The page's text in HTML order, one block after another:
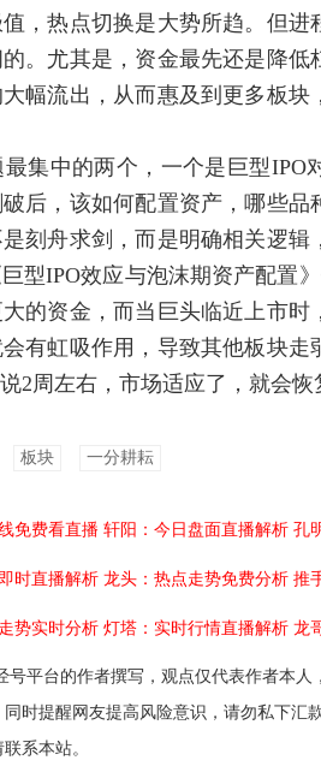
，热点切换是大势所趋。但
。尤其是，资金最先还是降
幅流出，从而惠及到更多板
的两个，一个是巨型IPO对
后，该如何配置资产，哪些
刻舟求剑，而是明确相关逻
型IPO效应与泡沫期资产配置
的资金，而当巨头临近上市时
有虹吸作用，导致其他板块
2周左右，市场适应了，就会恢
板块 一分耕耘
免费看直播 轩阳：今日盘面直播解析 孔
时直播解析 龙头：热点走势免费分析 推
势实时分析 灯塔：实时行情直播解析 龙
号平台的作者撰写，观点仅代表作者本
时提醒网友提高风险意识，请勿私下汇
系本站。